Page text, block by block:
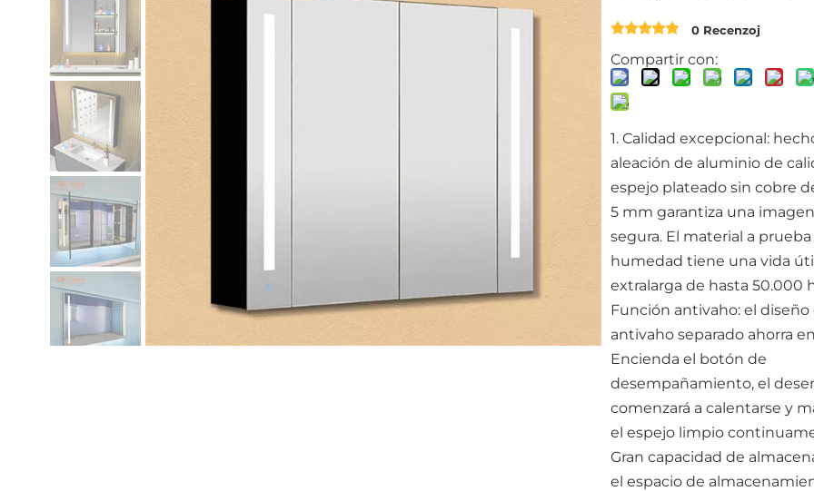
0 Recenzoj
Compartir con:
1. Calidad excepcional:
aleación de aluminio de
espejo plateado sin cobre
5 mm garantiza una
segura. El material a prueba
humedad tiene una vida
extralarga de hasta 50.000
Función antivaho: el
antivaho separado ahorra
Encienda el botón de
desempañamiento, el
comenzará a calentarse y
el espejo limpio
Gran capacidad de
el espacio de